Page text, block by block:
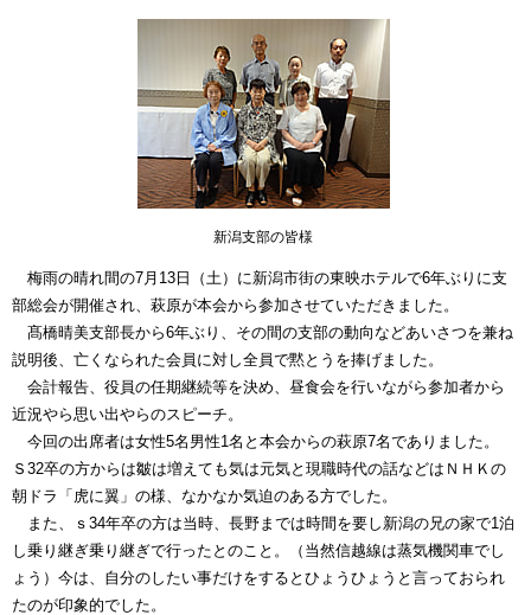
新潟支部の皆様
梅雨の晴れ間の7月13日（土）に新潟市街の東映ホテルで6年ぶりに支
部総会が開催され、萩原が本会から参加させていただきました。
髙橋晴美支部長から6年ぶり、その間の支部の動向などあいさつを兼ね
説明後、亡くなられた会員に対し全員で黙とうを捧げました。
会計報告、役員の任期継続等を決め、昼食会を行いながら参加者から
近況やら思い出やらのスピーチ。
今回の出席者は女性5名男性1名と本会からの萩原7名でありました。
Ｓ32卒の方からは皺は増えても気は元気と現職時代の話などはＮＨＫの
朝ドラ「虎に翼」の様、なかなか気迫のある方でした。
また、ｓ34年卒の方は当時、長野までは時間を要し新潟の兄の家で1泊
し乗り継ぎ乗り継ぎで行ったとのこと。（当然信越線は蒸気機関車でし
ょう）今は、自分のしたい事だけをするとひょうひょうと言っておられ
たのが印象的でした。